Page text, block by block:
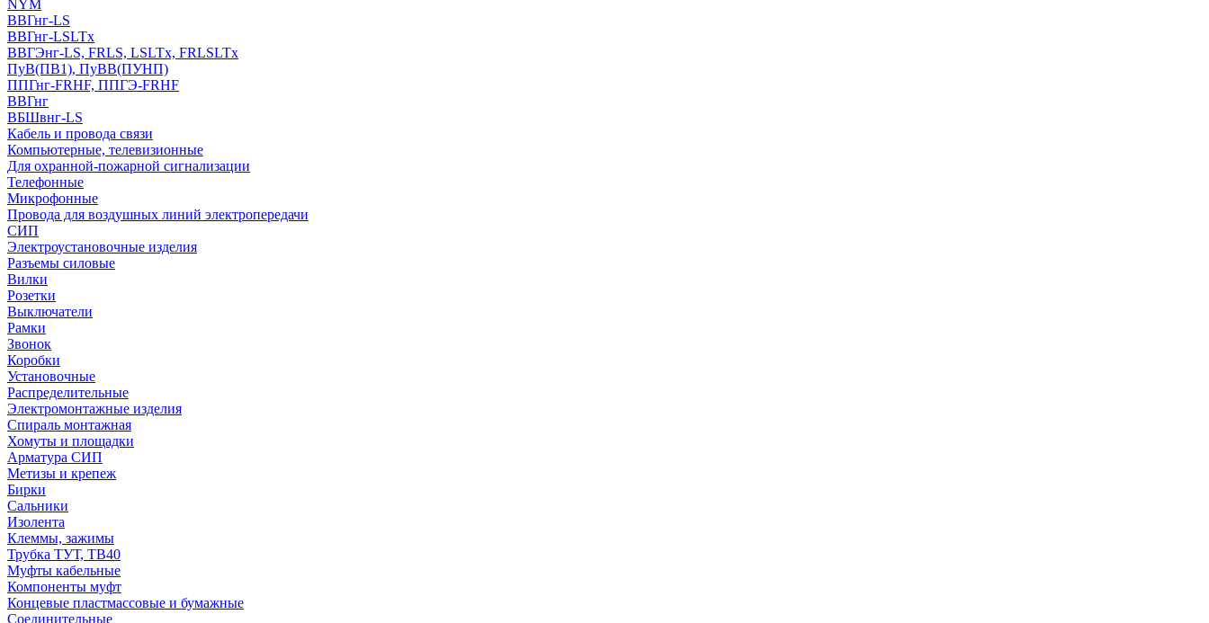
NYM
ВВГнг-LS
ВВГнг-LSLTx
ВВГЭнг-LS, FRLS, LSLTx, FRLSLTx
ПуВ(ПВ1), ПуВВ(ПУНП)
ППГнг-FRHF, ППГЭ-FRHF
ВВГнг
ВБШвнг-LS
Кабель и провода связи
Компьютерные, телевизионные
Для охранной-пожарной сигнализации
Телефонные
Микрофонные
Провода для воздушных линий электропередачи
СИП
Электроустановочные изделия
Разъемы силовые
Вилки
Розетки
Выключатели
Рамки
Звонок
Коробки
Установочные
Распределительные
Электромонтажные изделия
Спираль монтажная
Хомуты и площадки
Арматура СИП
Метизы и крепеж
Бирки
Сальники
Изолента
Клеммы, зажимы
Трубка ТУТ, ТВ40
Муфты кабельные
Компоненты муфт
Концевые пластмассовые и бумажные
Соединительные